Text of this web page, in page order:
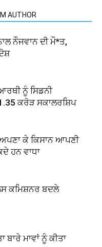
AUTHOR
ਨੌਜਵਾਨ ਦੀ ਮੌ*ਤ,
ਨੂੰ ਸਿਡਨੀ
ਕਰੋੜ ਸਕਾਲਰਸ਼ਿਪ
ਕੇ ਕਿਸਾਨ ਆਪਣੀ
ਹਨ ਵਾਧਾ
ਕਮਿਸ਼ਨਰ ਬਦਲੇ
ਬਾਰੇ ਮਾਵਾਂ ਨੂੰ ਕੀਤਾ